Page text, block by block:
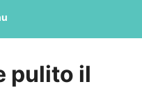
pulito il